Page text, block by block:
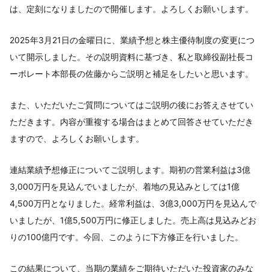
は、定刻になりましたので開催します。よろしくお願いします。
2025年3月21日の金曜日に、業績予想と株主優待制度の変更につ
いて開示しました。その説明資料に基づき、私と取締役副社長コ
ーポレート本部長の佐藤からご説明と補足をしたいと思います。
また、いただいたご質問についてはご説明の後にお答えさせてい
ただきます。内容が重複する場合はまとめて回答させていただき
ますので、よろしくお願いします。
連結業績予想修正についてご説明します。期初の営業利益は3億
3,000万円を見込んでいましたが、着地の見込みとしては1億
4,500万円となりました。経常利益は、3億3,000万円を見込んで
いましたが、1億5,500万円に修正しました。売上高は見込みどお
りの100億円です。今回、このように下方修正を行いました。
この結果について、当期の業績をご期待いただいた投資家のみな